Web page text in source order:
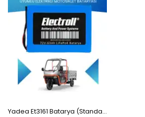
Yadea Et3161 Batarya (Standart Kapasite) LiFePO4 72V 63Ah Elektrikli Motosiklet Bataryası